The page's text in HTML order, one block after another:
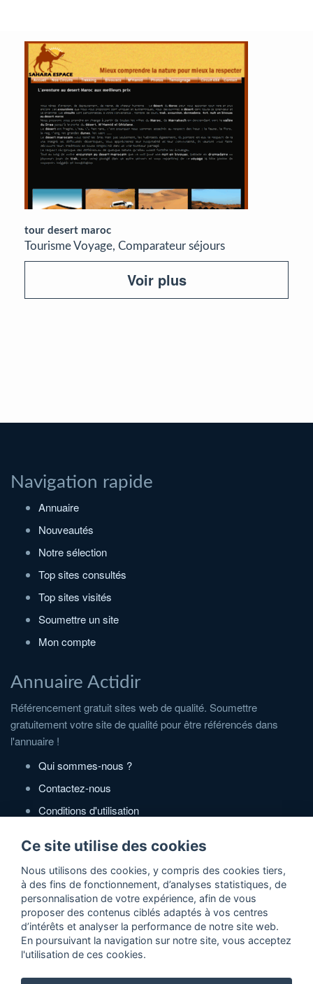
tour desert maroc
Tourisme Voyage, Comparateur séjours
Voir plus
Navigation rapide
Annuaire
Nouveautés
Notre sélection
Top sites consultés
Top sites visités
Soumettre un site
Mon compte
Annuaire Actidir
Référencement gratuit sites web de qualité. Soumettre
gratuitement votre site de qualité pour être référencés dans
l'annuaire !
Qui sommes-nous ?
Contactez-nous
Conditions d'utilisation
Partenaires
Zone Annonces Gratuites
Locations vacances entre particuliers
Ruedesvacances
Ce site utilise des cookies
Nous utilisons des cookies, y compris des cookies tiers,
à des fins de fonctionnement, d’analyses statistiques, de
personnalisation de votre expérience, afin de vous
proposer des contenus ciblés adaptés à vos centres
d’intérêts et analyser la performance de notre site web.
En poursuivant la navigation sur notre site, vous acceptez
l'utilisation de ces cookies.